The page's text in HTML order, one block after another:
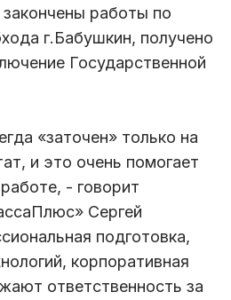
работы по
г.Бабушкин, получено
Государственной
«заточен» только на
и это очень помогает
- говорит
Сергей
подготовка,
корпоративная
ответственность за